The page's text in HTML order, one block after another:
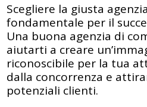
Scegliere la giusta
fondamentale per il
Una buona agenzia di
aiutarti a creare
riconoscibile per la tua
dalla concorrenza e
potenziali clienti.